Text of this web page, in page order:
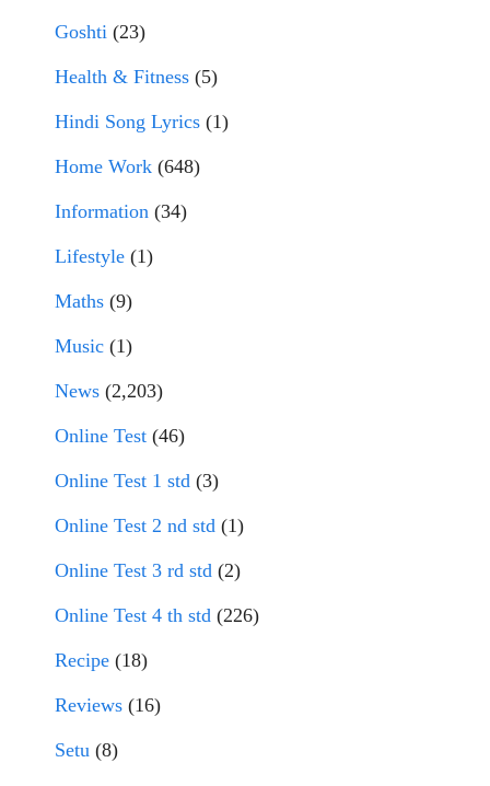
Goshti (23)
Health & Fitness (5)
Hindi Song Lyrics (1)
Home Work (648)
Information (34)
Lifestyle (1)
Maths (9)
Music (1)
News (2,203)
Online Test (46)
Online Test 1 std (3)
Online Test 2 nd std (1)
Online Test 3 rd std (2)
Online Test 4 th std (226)
Recipe (18)
Reviews (16)
Setu (8)